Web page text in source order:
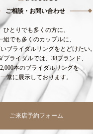
ご相談・お問い合わせ
ひとりでも多くの方に、
組でも多くのカップルに、
ブライダルリングをとどけたい。
ブライダルでは、38ブランド、
本のブライダルリングを
一堂に展示しております。
ご来店予約フォーム